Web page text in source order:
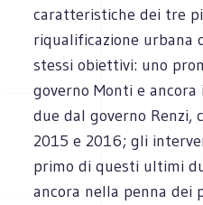
caratteristiche dei tre
riqualificazione urbana
stessi obiettivi: uno
governo Monti e
due dal governo Renzi,
2015 e 2016; gli
primo di questi ultimi
ancora nella penna dei